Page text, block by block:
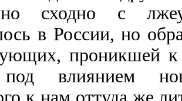
сходно с
в России, но
проникшей
влиянием